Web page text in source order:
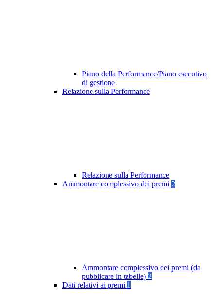
Piano della Performance/Piano esecutivo
di gestione
Relazione sulla Performance
Relazione sulla Performance
Ammontare complessivo dei premi 2
Ammontare complessivo dei premi (da
pubblicare in tabelle) 2
Dati relativi ai premi 1